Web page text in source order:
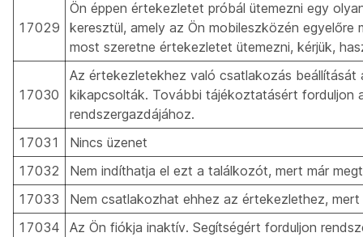
17029
Ön éppen értekezletet próbál ütemezni egy
keresztül, amely az Ön mobileszközén egyelőre
most szeretne értekezletet ütemezni, kérjük,
17030
Az értekezletekhez való csatlakozás beállítását
kikapcsolták. További tájékoztatásért forduljon
rendszergazdájához.
17031
Nincs üzenet
17032
Nem indíthatja el ezt a találkozót, mert már
17033
Nem csatlakozhat ehhez az értekezlethez,
17034
Az Ön fiókja inaktív. Segítségért forduljon